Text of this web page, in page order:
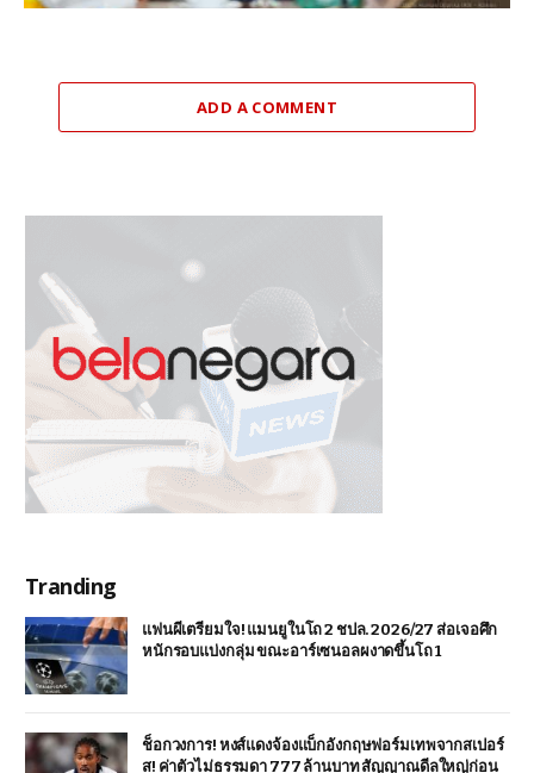
ADD A COMMENT
Tranding
แฟนผีเตรียมใจ! แมนยูในโถ 2 ชปล. 2026/27 ส่อเจอศึก
หนักรอบแบ่งกลุ่ม ขณะอาร์เซนอลผงาดขึ้นโถ 1
ช็อกวงการ! หงส์แดงจ้องแบ็กอังกฤษฟอร์มเทพจากสเปอร์
ส! ค่าตัวไม่ธรรมดา 777 ล้านบาท สัญญาณดีลใหญ่ก่อน